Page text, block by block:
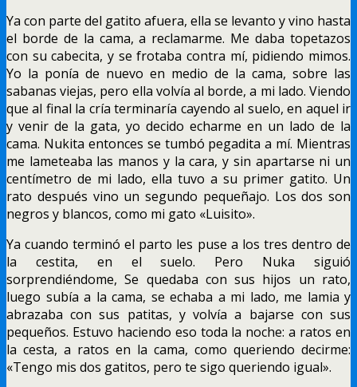
Ya con parte del gatito afuera, ella se levanto y vino hasta
el borde de la cama, a reclamarme. Me daba topetazos
con su cabecita, y se frotaba contra mí, pidiendo mimos.
Yo la ponía de nuevo en medio de la cama, sobre las
sabanas viejas, pero ella volvía al borde, a mi lado. Viendo
que al final la cría terminaría cayendo al suelo, en aquel ir
y venir de la gata, yo decido echarme en un lado de la
cama. Nukita entonces se tumbó pegadita a mí. Mientras
me lameteaba las manos y la cara, y sin apartarse ni un
centímetro de mi lado, ella tuvo a su primer gatito. Un
rato después vino un segundo pequeñajo. Los dos son
negros y blancos, como mi gato «Luisito».
Ya cuando terminó el parto les puse a los tres dentro de
la cestita, en el suelo. Pero Nuka siguió
sorprendiéndome, Se quedaba con sus hijos un rato,
luego subía a la cama, se echaba a mi lado, me lamia y
abrazaba con sus patitas, y volvía a bajarse con sus
pequeños. Estuvo haciendo eso toda la noche: a ratos en
la cesta, a ratos en la cama, como queriendo decirme:
«Tengo mis dos gatitos, pero te sigo queriendo igual».